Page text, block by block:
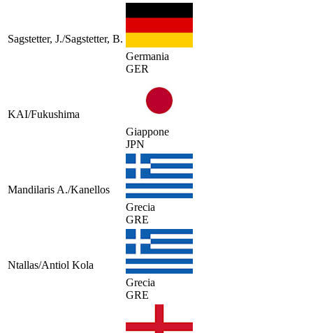
Sagstetter, J./Sagstetter, B.
Germania
GER
KAI/Fukushima
Giappone
JPN
Mandilaris A./Kanellos
Grecia
GRE
Ntallas/Antiol Kola
Grecia
GRE